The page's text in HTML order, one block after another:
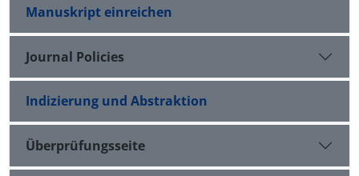
Manuskript einreichen
Journal Policies
Indizierung und Abstraktion
Überprüfungsseite